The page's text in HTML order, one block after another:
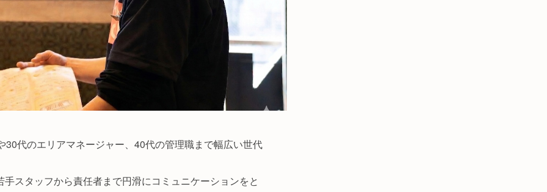
代のエリアマネージャー、40代の管理職まで幅広い世代
スタッフから責任者まで円滑にコミュニケーションをと